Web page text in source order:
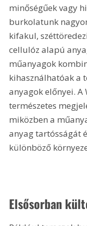
minőségűek vagy
burkolatunk
kifakul,
cellulóz alapú
műanyagok
kihasználhatóak a
anyagok előnyei. A
természetes
miközben a
anyag tartósságát
különböző
Elsősorban